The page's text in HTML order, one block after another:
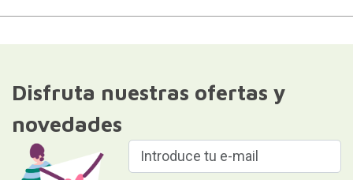
Disfruta nuestras ofertas y
novedades